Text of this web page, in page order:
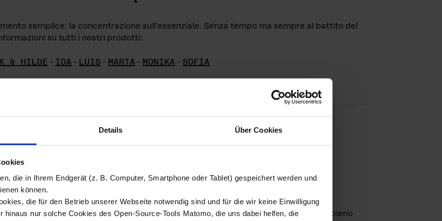
Details Über Cookies
die in Ihrem Endgerät (z. B. Computer, Smartphone oder Tablet) gespeichert werden und
können.
die für den Betrieb unserer Webseite notwendig sind und für die wir keine Einwilligung
hinaus nur solche Cookies des Open-Source-Tools Matomo, die uns dabei helfen, die
semplice: la concentrazione sull'essenziale. Senza tempo ma sempre al battito del
su tutti i nostri prodotti:
& HILDE - IDA - LUIS - MARTA - MONIKA - SOFIA
di immagini
materiale fotografico sono detenuti daDas ganze LebenGmbH e rimangono in pieno